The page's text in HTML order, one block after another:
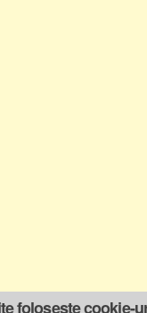
folosește cookie-